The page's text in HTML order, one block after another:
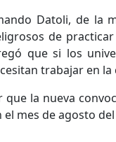
Datoli, de la
de
que si los
trabajar en la
que la nueva
el mes de agosto